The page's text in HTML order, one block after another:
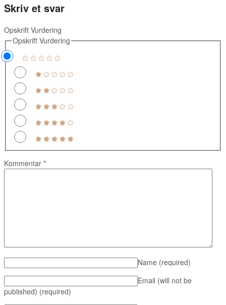
Skriv et svar
Opskrift Vurdering
Opskrift Vurdering
Kommentar *
Name (required)
Email (will not be
published) (required)